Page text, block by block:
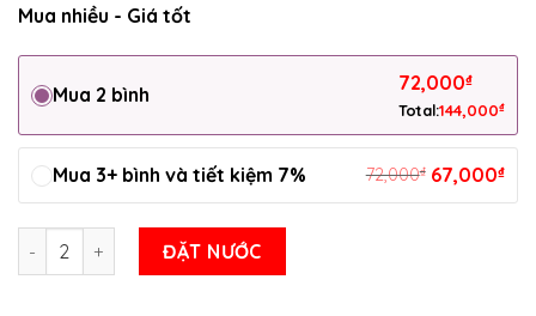
Mua nhiều - Giá tốt
Mua 2 bình 72,000₫
Total:144,000₫
Mua 3+ bình và tiết kiệm 7% 72,000₫ 67,000₫
Nuối suối chai nhỏ Top 230ml (thùng 24 chai) số lượng
ĐẶT NƯỚC